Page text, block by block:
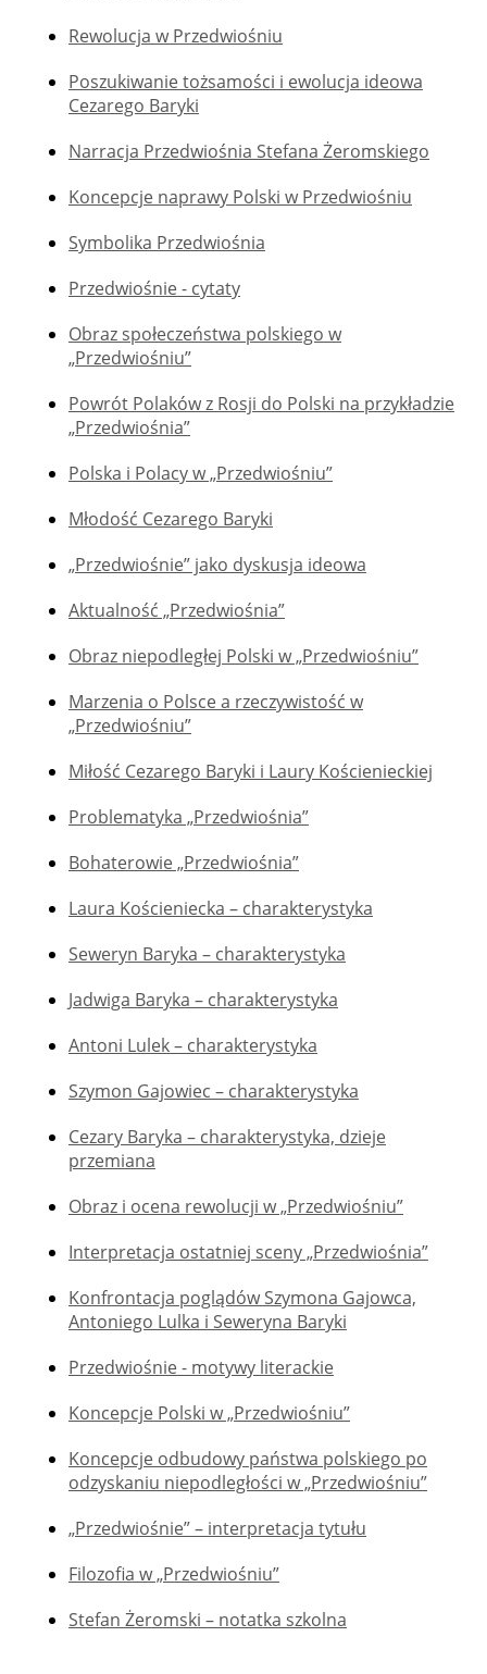
Rewolucja w Przedwiośniu
Poszukiwanie tożsamości i ewolucja ideowa
Cezarego Baryki
Narracja Przedwiośnia Stefana Żeromskiego
Koncepcje naprawy Polski w Przedwiośniu
Symbolika Przedwiośnia
Przedwiośnie - cytaty
Obraz społeczeństwa polskiego w
„Przedwiośniu”
Powrót Polaków z Rosji do Polski na przykładzie
„Przedwiośnia”
Polska i Polacy w „Przedwiośniu”
Młodość Cezarego Baryki
„Przedwiośnie” jako dyskusja ideowa
Aktualność „Przedwiośnia”
Obraz niepodległej Polski w „Przedwiośniu”
Marzenia o Polsce a rzeczywistość w
„Przedwiośniu”
Miłość Cezarego Baryki i Laury Kościenieckiej
Problematyka „Przedwiośnia”
Bohaterowie „Przedwiośnia”
Laura Kościeniecka – charakterystyka
Seweryn Baryka – charakterystyka
Jadwiga Baryka – charakterystyka
Antoni Lulek – charakterystyka
Szymon Gajowiec – charakterystyka
Cezary Baryka – charakterystyka, dzieje
przemiana
Obraz i ocena rewolucji w „Przedwiośniu”
Interpretacja ostatniej sceny „Przedwiośnia”
Konfrontacja poglądów Szymona Gajowca,
Antoniego Lulka i Seweryna Baryki
Przedwiośnie - motywy literackie
Koncepcje Polski w „Przedwiośniu”
Koncepcje odbudowy państwa polskiego po
odzyskaniu niepodległości w „Przedwiośniu”
„Przedwiośnie” – interpretacja tytułu
Filozofia w „Przedwiośniu”
Stefan Żeromski – notatka szkolna